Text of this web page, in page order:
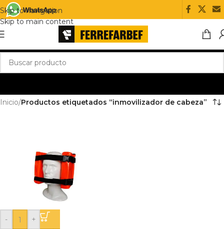
Skip to navigation
Skip to main content
Inicio/Productos etiquetados “inmovilizador de cabeza”
-
+